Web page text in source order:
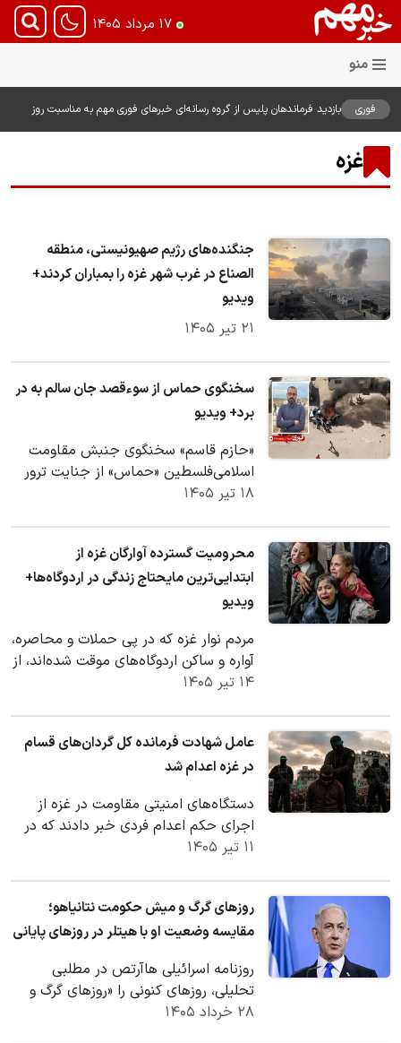
۱۷ مرداد ۱۴۰۵
فوری
بازدید فرماندهان پلیس از گروه رسانه‌ای خبرهای فوری مهم به مناسبت روز
غزه
جنگنده‌های رژیم صهیونیستی، منطقه
الصناع در غرب شهر غزه را بمباران کردند+
ویدیو
۲۱ تیر ۱۴۰۵
سخنگوی حماس از سوءقصد جان سالم به در
برد+ ویدیو
«حازم قاسم» سخنگوی جنبش مقاومت
اسلامی‌فلسطین «حماس» از جنایت ترور
رژیم صهیونیستی، جان سالم به در برده
۱۸ تیر ۱۴۰۵
محرومیت گسترده آوارگان غزه از
ابتدایی‌ترین مایحتاج زندگی در اردوگاه‌ها+
ویدیو
مردم نوار غزه که در پی حملات و محاصره،
آواره و ساکن اردوگاه‌های موقت شده‌اند، از
ابتدایی‌ترین مایحتاج زندگی مانند آب…
۱۴ تیر ۱۴۰۵
عامل شهادت فرمانده کل گردان‌های قسام
در غزه اعدام شد
دستگاه‌های امنیتی مقاومت در غزه از
اجرای حکم اعدام فردی خبر دادند که در
شهادت چندین فلسطینی از جمله فرمانده
۱۱ تیر ۱۴۰۵
روزهای گرگ و میش حکومت نتانیاهو؛
مقایسه وضعیت او با هیتلر در روزهای پایانی
روزنامه اسرائیلی هاآرتص در مطلبی
تحلیلی، روزهای کنونی را «روزهای گرگ و
میش حکومت نتانیاهو» توصیف کرده و
۲۸ خرداد ۱۴۰۵